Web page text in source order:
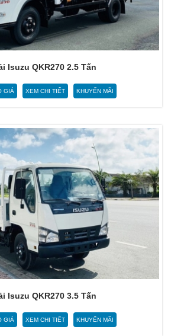
Isuzu QKR270 2.5 Tấn
GIÁ XEM CHI TIẾT KHUYẾN MÃI
Isuzu QKR270 3.5 Tấn
GIÁ XEM CHI TIẾT KHUYẾN MÃI